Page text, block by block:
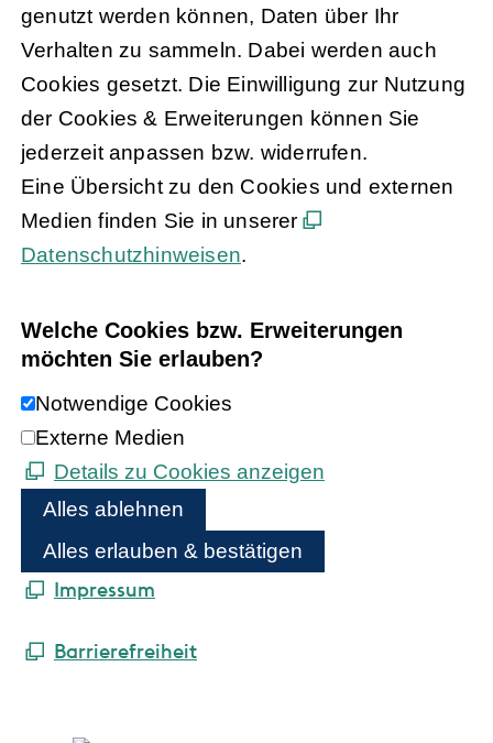
genutzt werden können, Daten über Ihr
Verhalten zu sammeln. Dabei werden auch
Cookies gesetzt. Die Einwilligung zur Nutzung
der Cookies & Erweiterungen können Sie
jederzeit anpassen bzw. widerrufen.
Eine Übersicht zu den Cookies und externen
Medien finden Sie in unserer
Datenschutzhinweisen.
Welche Cookies bzw. Erweiterungen
möchten Sie erlauben?
Notwendige Cookies
Externe Medien
Details zu Cookies anzeigen
Alles ablehnen
Alles erlauben & bestätigen
Impressum
Barrierefreiheit